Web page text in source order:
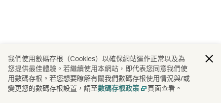
我們使用數碼存根（Cookies）以確保網站運作正常以及為
您提供最佳體驗。若繼續使用本網站，即代表您同意我們使
用數碼存根。若您想要瞭解有關我們數碼存根使用情況與/或
變更您的數碼存根設置，請至數碼存根政策 頁面查看。